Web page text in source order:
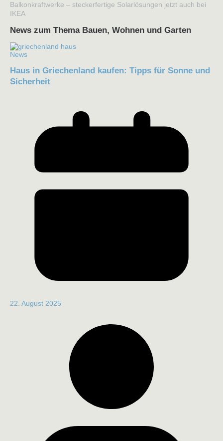
Balkonkraftwerke – steckerfertige Solarlösungen jetzt auch bei
IKEA
News zum Thema Bauen, Wohnen und Garten
News
Haus in Griechenland kaufen: Tipps für Sonne und
Sicherheit
22. August 2025